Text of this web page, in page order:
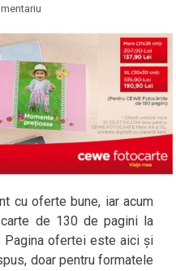
cu oferte bune, iar acum
de 130 de pagini la
Pagina ofertei este aici și
doar pentru formatele